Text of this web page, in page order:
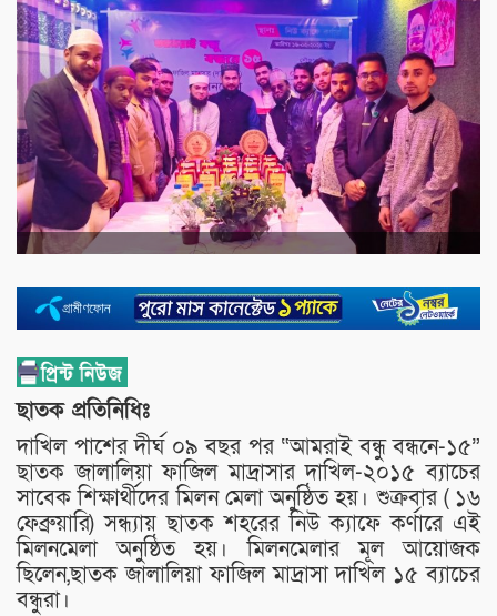
ছাতক প্রতিনিধিঃ
দাখিল পাশের দীর্ঘ ০৯ বছর পর “আমরাই বন্ধু বন্ধনে-১৫”
ছাতক জালালিয়া ফাজিল মাদ্রাসার দাখিল-২০১৫ ব্যাচের
সাবেক শিক্ষার্থীদের মিলন মেলা অনুষ্ঠিত হয়। শুক্রবার ( ১৬
ফেব্রুয়ারি) সন্ধ্যায় ছাতক শহরের নিউ ক্যাফে কর্ণারে এই
মিলনমেলা অনুষ্ঠিত হয়। মিলনমেলার মূল আয়োজক
ছিলেন,ছাতক জালালিয়া ফাজিল মাদ্রাসা দাখিল ১৫ ব্যাচের
বন্ধুরা।